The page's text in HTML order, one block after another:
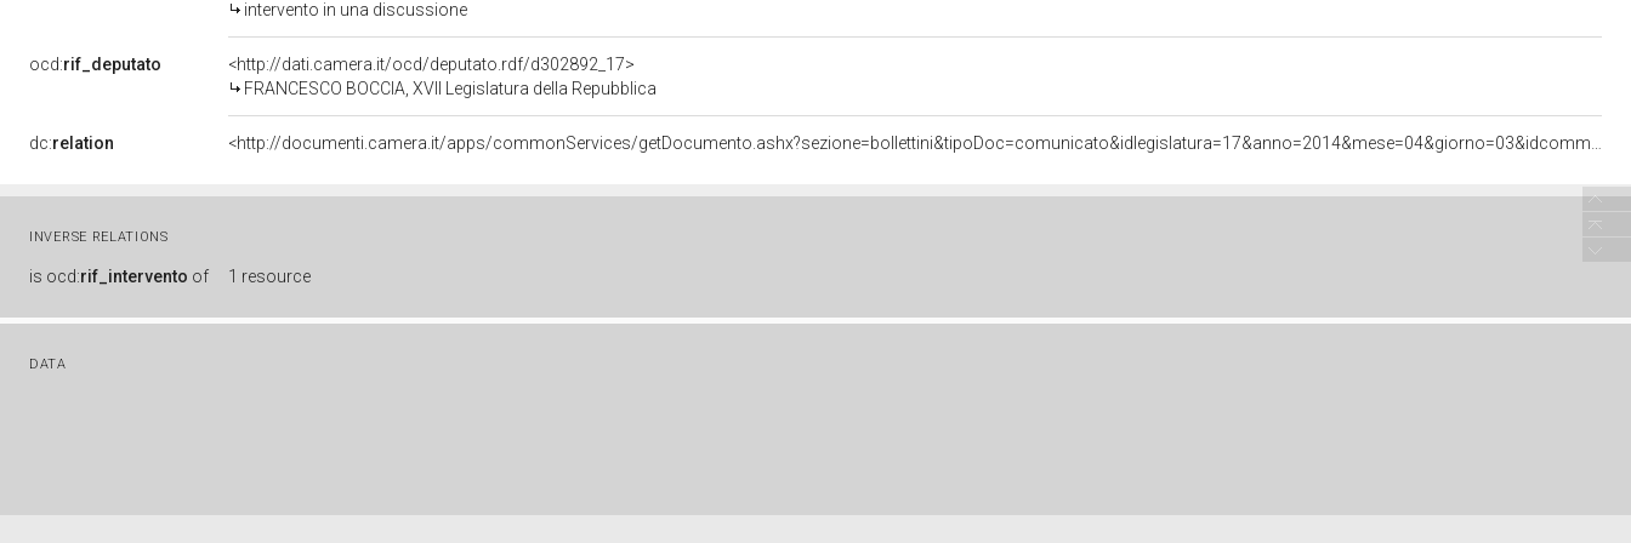
intervento in una discussione
ocd:rif_deputato
<http://dati.camera.it/ocd/deputato.rdf/d302892_17>
FRANCESCO BOCCIA, XVII Legislatura della Repubblica
dc:relation
INVERSE RELATIONS
is ocd:rif_intervento of 1 resource
DATA